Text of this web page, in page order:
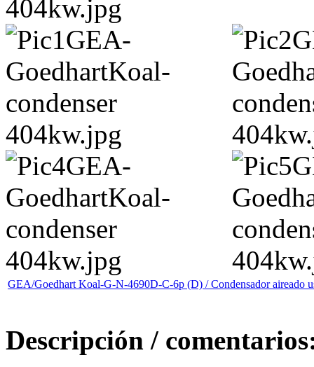
GEA/Goedhart Koal-G-N-4690D-C-6p (D) / Condensador aireado
Descripción /